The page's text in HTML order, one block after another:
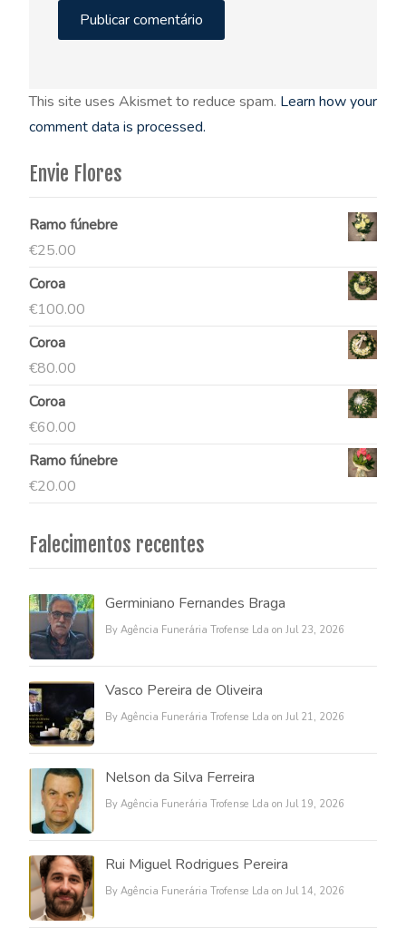
This site uses Akismet to reduce spam. Learn how your
comment data is processed.
Envie Flores
Ramo fúnebre
€25.00
Coroa
€100.00
Coroa
€80.00
Coroa
€60.00
Ramo fúnebre
€20.00
Falecimentos recentes
Germiniano Fernandes Braga
By Agência Funerária Trofense Lda on Jul 23, 2026
Vasco Pereira de Oliveira
By Agência Funerária Trofense Lda on Jul 21, 2026
Nelson da Silva Ferreira
By Agência Funerária Trofense Lda on Jul 19, 2026
Rui Miguel Rodrigues Pereira
By Agência Funerária Trofense Lda on Jul 14, 2026